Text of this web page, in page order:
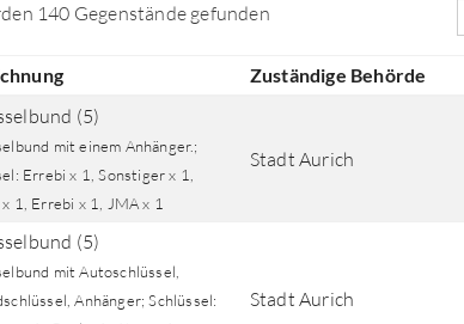
nach Orten gesucht.
140 Gegenstände gefunden
Zuständige Behörde
(5)
mit einem Anhänger.;
Errebi x 1, Sonstiger x 1,
1, Errebi x 1, JMA x 1
Stadt Aurich
(5)
mit Autoschlüssel,
Anhänger; Schlüssel:
Stadt Aurich